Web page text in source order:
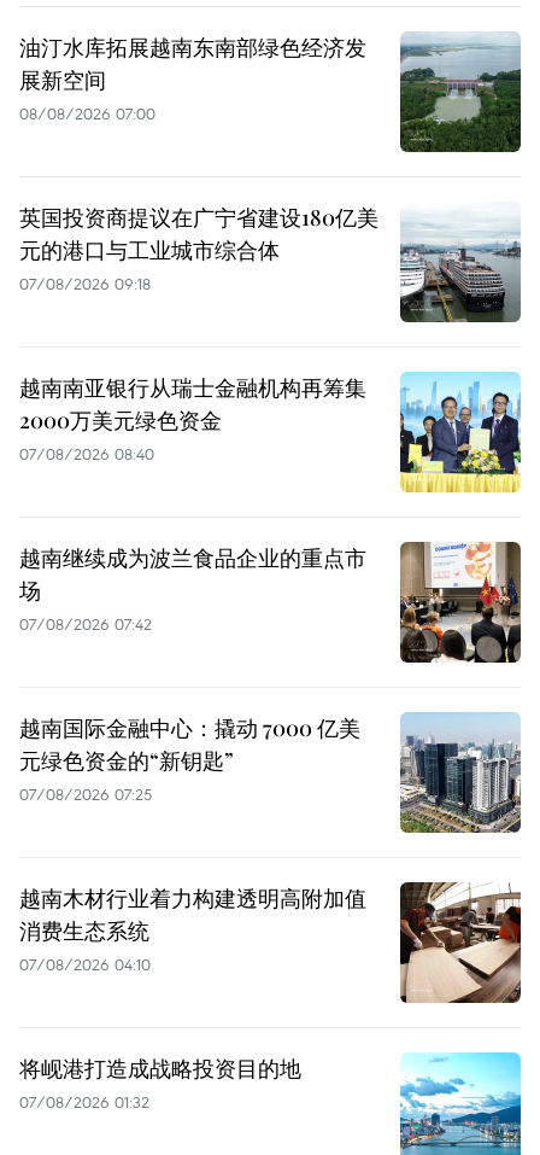
油汀水库拓展越南东南部绿色经济发
展新空间
08/08/2026 07:00
英国投资商提议在广宁省建设180亿美
元的港口与工业城市综合体
07/08/2026 09:18
越南南亚银行从瑞士金融机构再筹集
2000万美元绿色资金
07/08/2026 08:40
越南继续成为波兰食品企业的重点市
场
07/08/2026 07:42
越南国际金融中心：撬动 7000 亿美
元绿色资金的“新钥匙”
07/08/2026 07:25
越南木材行业着力构建透明高附加值
消费生态系统
07/08/2026 04:10
将岘港打造成战略投资目的地
07/08/2026 01:32